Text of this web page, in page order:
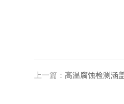
上一篇：高温腐蚀检测涵